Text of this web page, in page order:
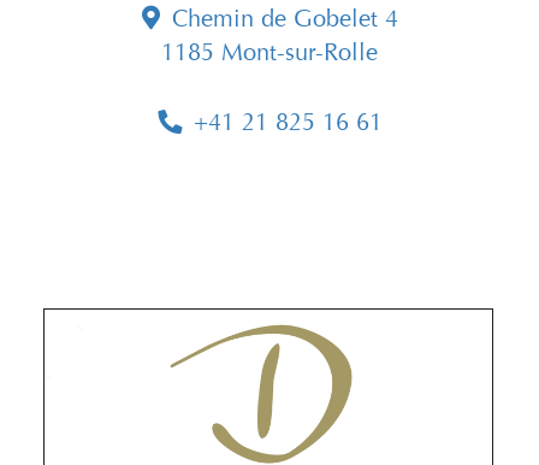
Chemin de Gobelet 4
1185 Mont-sur-Rolle
+41 21 825 16 61